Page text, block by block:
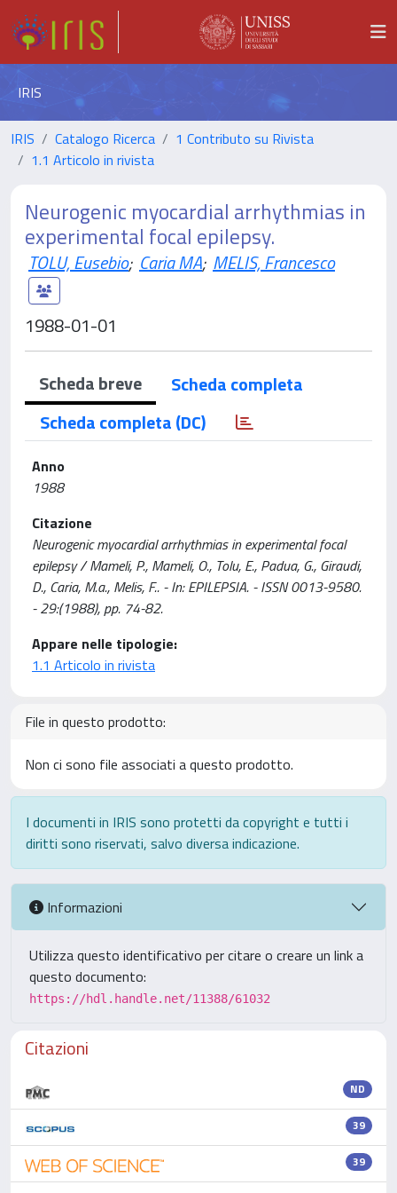
IRIS
IRIS Catalogo Ricerca
1 Contributo su Rivista
1.1 Articolo in rivista
Neurogenic myocardial arrhythmias in
experimental focal epilepsy.
TOLU, Eusebio; Caria MA; MELIS, Francesco
1988-01-01
Scheda breve
Scheda completa
Scheda completa (DC)
Anno
1988
Citazione
Neurogenic myocardial arrhythmias in experimental focal
epilepsy / Mameli, P., Mameli, O., Tolu, E., Padua, G., Giraudi,
D., Caria, M.a., Melis, F.. - In: EPILEPSIA. - ISSN 0013-9580.
- 29:(1988), pp. 74-82.
Appare nelle tipologie:
1.1 Articolo in rivista
File in questo prodotto:
Non ci sono file associati a questo prodotto.
I documenti in IRIS sono protetti da copyright e tutti i
diritti sono riservati, salvo diversa indicazione.
Informazioni
Utilizza questo identificativo per citare o creare un link a
questo documento:
https://hdl.handle.net/11388/61032
Citazioni
ND
39
39